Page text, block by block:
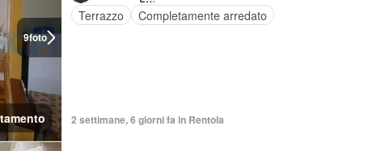
9foto
Terrazzo
Completamente arredato
2 settimane, 6 giorni fa in Rentola